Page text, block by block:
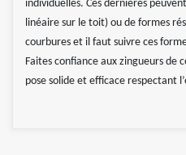
individuelles. Ces dernières
linéaire sur le toit) ou de formes
courbures et il faut suivre ces
Faites confiance aux zingueurs de
pose solide et efficace respectant